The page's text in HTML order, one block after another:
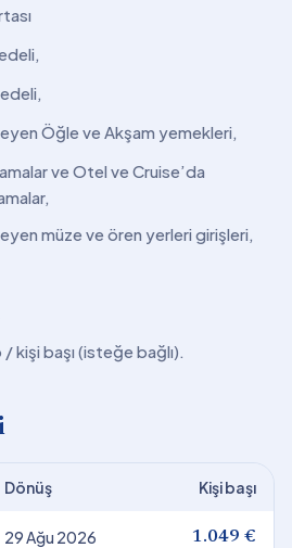
Öğle ve Akşam yemekleri,
ve Otel ve Cruise’da
müze ve ören yerleri girişleri,
kişi başı (isteğe bağlı).
Dönüş Kişi başı
29 Ağu 2026 1.049 €